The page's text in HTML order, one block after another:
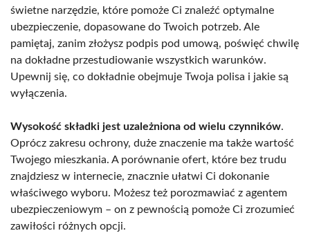
świetne narzędzie, które pomoże Ci znaleźć optymalne
ubezpieczenie, dopasowane do Twoich potrzeb. Ale
pamiętaj, zanim złożysz podpis pod umową, poświęć chwilę
na dokładne przestudiowanie wszystkich warunków.
Upewnij się, co dokładnie obejmuje Twoja polisa i jakie są
wyłączenia.
Wysokość składki jest uzależniona od wielu czynników.
Oprócz zakresu ochrony, duże znaczenie ma także wartość
Twojego mieszkania. A porównanie ofert, które bez trudu
znajdziesz w internecie, znacznie ułatwi Ci dokonanie
właściwego wyboru. Możesz też porozmawiać z agentem
ubezpieczeniowym – on z pewnością pomoże Ci zrozumieć
zawiłości różnych opcji.